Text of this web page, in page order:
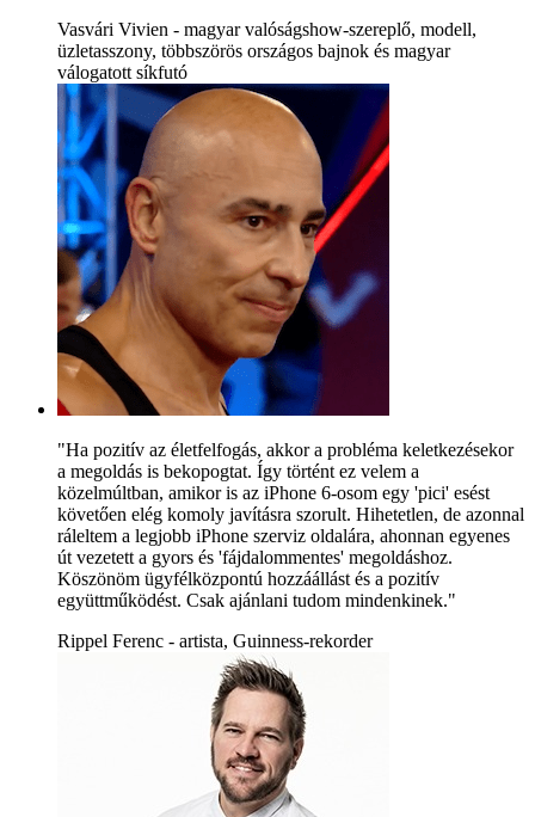
Vasvári Vivien - magyar valóságshow-szereplő, modell,
üzletasszony, többszörös országos bajnok és magyar
válogatott síkfutó
"Ha pozitív az életfelfogás, akkor a probléma keletkezésekor
a megoldás is bekopogtat. Így történt ez velem a
közelmúltban, amikor is az iPhone 6-osom egy 'pici' esést
követően elég komoly javításra szorult. Hihetetlen, de azonnal
ráleltem a legjobb iPhone szerviz oldalára, ahonnan egyenes
út vezetett a gyors és 'fájdalommentes' megoldáshoz.
Köszönöm ügyfélközpontú hozzáállást és a pozitív
együttműködést. Csak ajánlani tudom mindenkinek."
Rippel Ferenc - artista, Guinness-rekorder